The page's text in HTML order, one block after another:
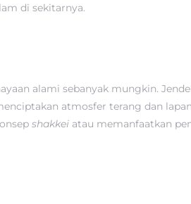
di sekitarnya.
alami sebanyak mungkin.
atmosfer terang dan
shakkei atau memanfaatkan